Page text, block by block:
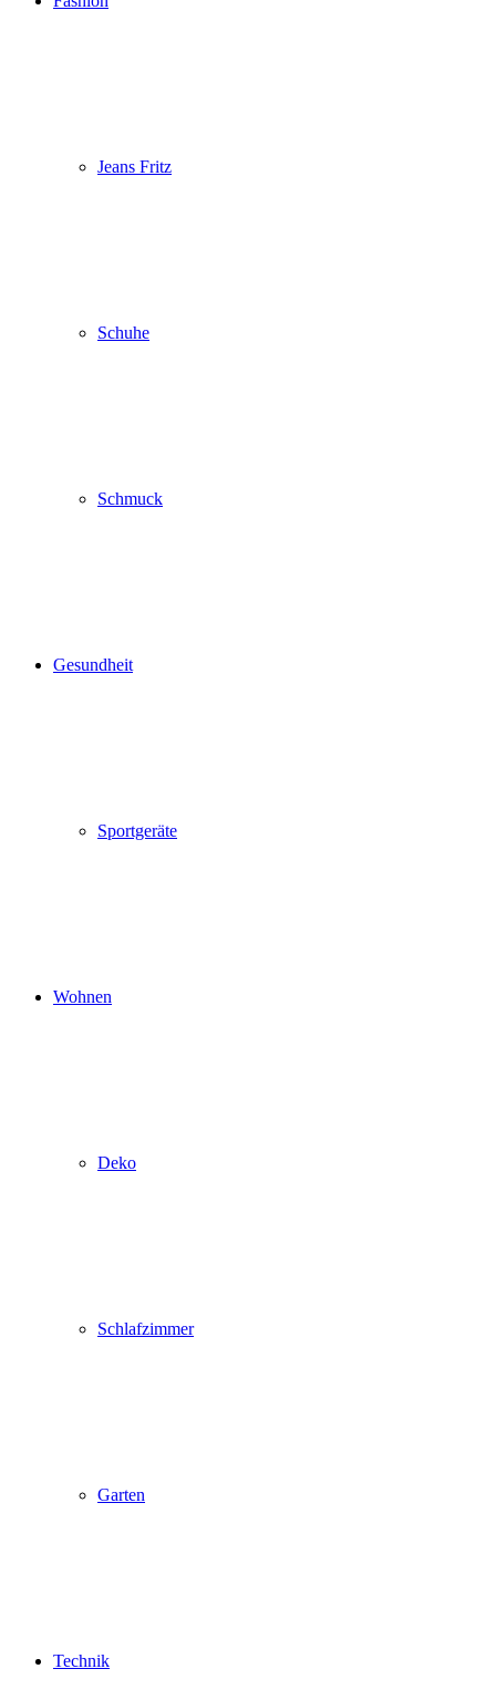
Jeans Fritz
Schuhe
Schmuck
Gesundheit
Sportgeräte
Wohnen
Deko
Schlafzimmer
Garten
Technik